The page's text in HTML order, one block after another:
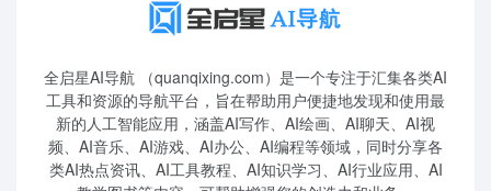
全启星AI导航 （quanqixing.com）是一个专注于汇集各类AI
工具和资源的导航平台，旨在帮助用户便捷地发现和使用最
新的人工智能应用，涵盖AI写作、AI绘画、AI聊天、AI视
频、AI音乐、AI游戏、AI办公、AI编程等领域，同时分享各
类AI热点资讯、AI工具教程、AI知识学习、AI行业应用、AI